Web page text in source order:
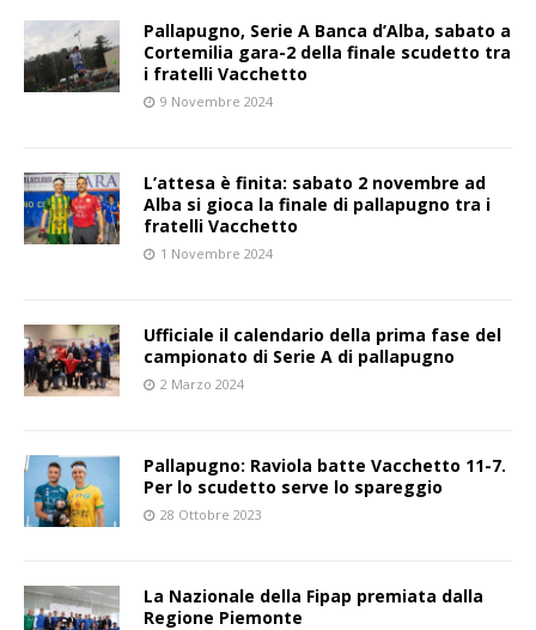
Pallapugno, Serie A Banca d’Alba, sabato a
Cortemilia gara-2 della finale scudetto tra
i fratelli Vacchetto
9 Novembre 2024
L’attesa è finita: sabato 2 novembre ad
Alba si gioca la finale di pallapugno tra i
fratelli Vacchetto
1 Novembre 2024
Ufficiale il calendario della prima fase del
campionato di Serie A di pallapugno
2 Marzo 2024
Pallapugno: Raviola batte Vacchetto 11-7.
Per lo scudetto serve lo spareggio
28 Ottobre 2023
La Nazionale della Fipap premiata dalla
Regione Piemonte